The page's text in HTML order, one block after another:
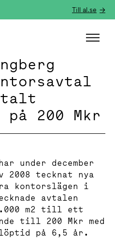
Till al.se
på 200 Mkr
under december
2008 tecknat nya
kontorslägen i
avtalen
m2 till ett
till 200 Mkr med
på 6,5 år.